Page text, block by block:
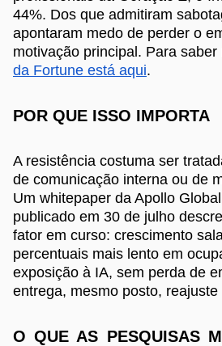
44%. Dos que admitiram
apontaram medo de perder o
motivação principal. Para saber
da Fortune está aqui.
POR QUE ISSO IMPORTA
A resistência costuma ser
de comunicação interna ou de
Um whitepaper da Apollo
publicado em 30 de julho
fator em curso: crescimento
percentuais mais lento em
exposição à IA, sem perda de
entrega, mesmo posto, reajuste
O QUE AS PESQUISAS